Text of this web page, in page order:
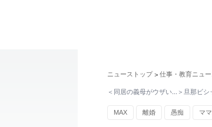
ニューストップ > 仕事・教育ニュー
＜同居の義母がウザい…＞旦那ビ
MAX 離婚 愚痴 マ